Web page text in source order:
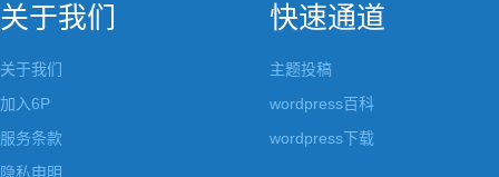
关于我们
关于我们
加入6P
服务条款
隐私申明
快速通道
主题投稿
wordpress百科
wordpress下载